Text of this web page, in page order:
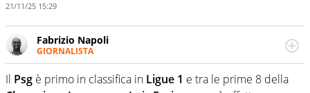
21/11/25 15:29
Fabrizio Napoli
GIORNALISTA
Giornalista professionista, per Virgilio Sport segue anche
il calcio ma è con la pallanuoto che esalta competenze e
passioni. Cura la comunicazione di HaBaWaBa, il più
Il Psg è primo in classifica in Ligue 1 e tra le prime 8 della